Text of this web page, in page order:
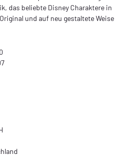
das beliebte Disney Charaktere in
und auf neu gestaltete Weise